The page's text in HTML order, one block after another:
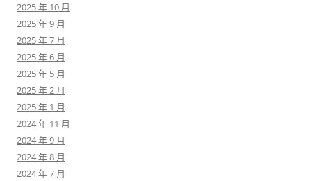
2025 年 10 月
2025 年 9 月
2025 年 7 月
2025 年 6 月
2025 年 5 月
2025 年 2 月
2025 年 1 月
2024 年 11 月
2024 年 9 月
2024 年 8 月
2024 年 7 月